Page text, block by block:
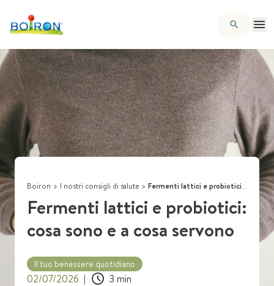
Boiron > I nostri consigli di salute > Fermenti lattici e probiotici: cosa sono e a cosa servono
Fermenti lattici e probiotici:
cosa sono e a cosa servono
Il tuo benessere quotidiano
02/07/2026 | 3 min